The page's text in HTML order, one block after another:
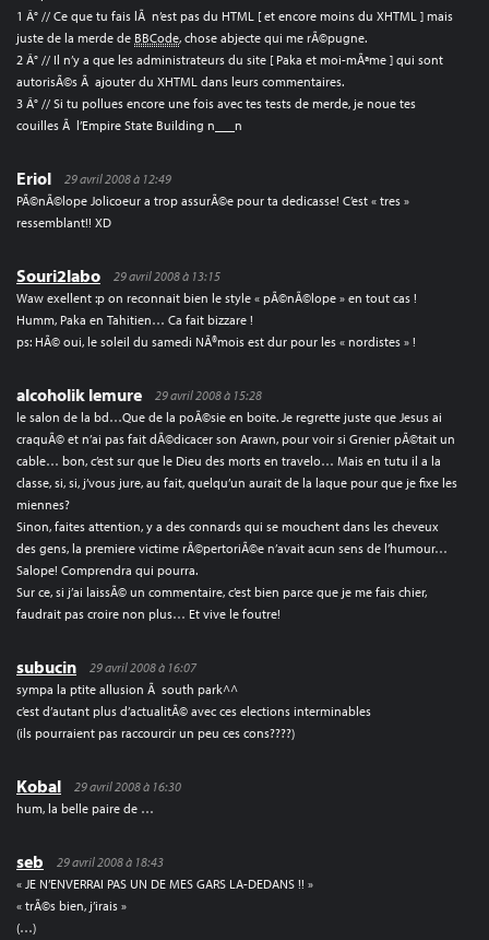
1 Â° // Ce que tu fais lÃ n’est pas du HTML [ et encore moins du XHTML ] mais
juste de la merde de BBCode, chose abjecte qui me rÃ©pugne.
2 Â° // Il n’y a que les administrateurs du site [ Paka et moi-mÃªme ] qui sont
autorisÃ©s Ã ajouter du XHTML dans leurs commentaires.
3 Â° // Si tu pollues encore une fois avec tes tests de merde, je noue tes
couilles Ã l’Empire State Building n___n
Eriol
29 avril 2008 à 12:49
PÃ©nÃ©lope Jolicoeur a trop assurÃ©e pour ta dedicasse! C’est « tres »
ressemblant!! XD
Souri2labo
29 avril 2008 à 13:15
Waw exellent :p on reconnait bien le style « pÃ©nÃ©lope » en tout cas !
Humm, Paka en Tahitien… Ca fait bizzare !
ps: HÃ© oui, le soleil du samedi NÃ®mois est dur pour les « nordistes » !
alcoholik lemure
29 avril 2008 à 15:28
le salon de la bd…Que de la poÃ©sie en boite. Je regrette juste que Jesus ai
craquÃ© et n’ai pas fait dÃ©dicacer son Arawn, pour voir si Grenier pÃ©tait un
cable… bon, c’est sur que le Dieu des morts en travelo… Mais en tutu il a la
classe, si, si, j’vous jure, au fait, quelqu’un aurait de la laque pour que je fixe les
miennes?
Sinon, faites attention, y a des connards qui se mouchent dans les cheveux
des gens, la premiere victime rÃ©pertoriÃ©e n’avait acun sens de l’humour…
Salope! Comprendra qui pourra.
Sur ce, si j’ai laissÃ© un commentaire, c’est bien parce que je me fais chier,
faudrait pas croire non plus… Et vive le foutre!
subucin
29 avril 2008 à 16:07
sympa la ptite allusion Ã south park^^
c’est d’autant plus d’actualitÃ© avec ces elections interminables
(ils pourraient pas raccourcir un peu ces cons????)
Kobal
29 avril 2008 à 16:30
hum, la belle paire de …
seb
29 avril 2008 à 18:43
« JE N’ENVERRAI PAS UN DE MES GARS LA-DEDANS !! »
« trÃ©s bien, j’irais »
(…)